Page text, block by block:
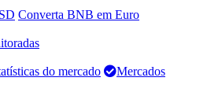
Converta BNB em Euro
do mercado
Mercados